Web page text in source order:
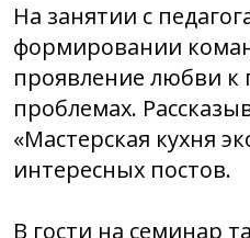
На занятии с
формировании
проявление любви к
проблемах.
«Мастерская кухня
интересных постов.
В гости на семинар